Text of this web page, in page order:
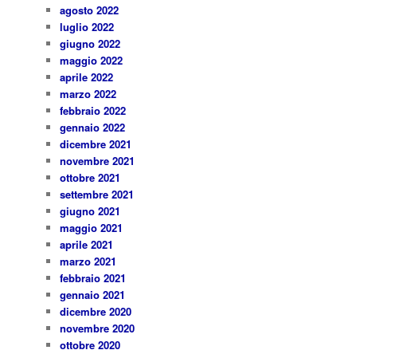
agosto 2022
luglio 2022
giugno 2022
maggio 2022
aprile 2022
marzo 2022
febbraio 2022
gennaio 2022
dicembre 2021
novembre 2021
ottobre 2021
settembre 2021
giugno 2021
maggio 2021
aprile 2021
marzo 2021
febbraio 2021
gennaio 2021
dicembre 2020
novembre 2020
ottobre 2020